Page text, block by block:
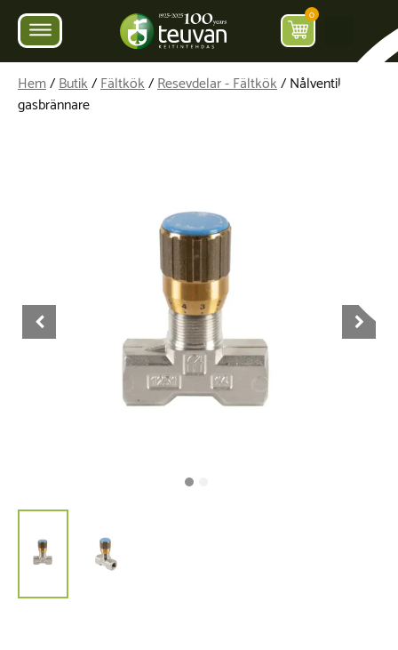
0
Hem/Butik/Fältkök/Resevdelar - Fältkök/ Nålventil för
gasbrännare